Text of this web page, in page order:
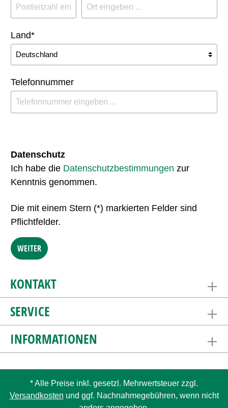
Land*
Telefonnummer
Datenschutz
Ich habe die Datenschutzbestimmungen zur
Kenntnis genommen.
Die mit einem Stern (*) markierten Felder sind
Pflichtfelder.
WEITER
KONTAKT
SERVICE
INFORMATIONEN
* Alle Preise inkl. gesetzl. Mehrwertsteuer zzgl.
Versandkosten und ggf. Nachnahmegebühren, wenn nicht